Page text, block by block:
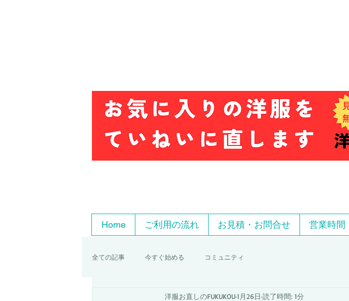
Home ご利用の流れ お見積・お問合せ 営業時間
全ての記事 今すぐ始める コミュニティ
洋服お直しのFUKUKOU1月26日 読了時間: 1分